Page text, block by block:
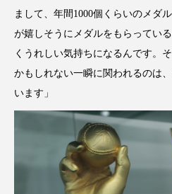
まして、年間1000個くらいのメダ
が嬉しそうにメダルをもらってい
くうれしい気持ちになるんです。
かもしれない一瞬に関われるのは
います」